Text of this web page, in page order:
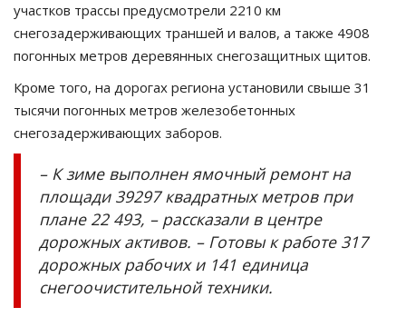
участков трассы предусмотрели 2210 км
снегозадерживающих траншей и валов, а также 4908
погонных метров деревянных снегозащитных щитов.
Кроме того, на дорогах региона установили свыше 31
тысячи погонных метров железобетонных
снегозадерживающих заборов.
– К зиме выполнен ямочный ремонт на
площади 39297 квадратных метров при
плане 22 493, – рассказали в центре
дорожных активов. – Готовы к работе 317
дорожных рабочих и 141 единица
снегоочистительной техники.